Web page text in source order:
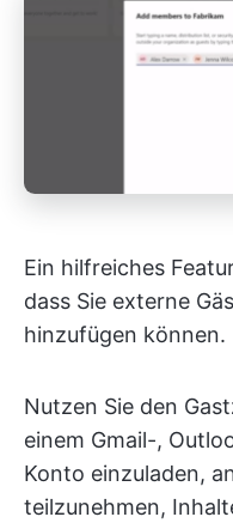
Ein hilfreiches
dass Sie externe
hinzufügen können.
Nutzen Sie den
einem Gmail-,
Konto einzuladen,
teilzunehmen,